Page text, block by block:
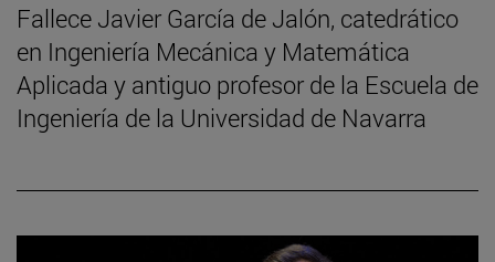
Fallece Javier García de Jalón, catedrático
en Ingeniería Mecánica y Matemática
Aplicada y antiguo profesor de la Escuela de
Ingeniería de la Universidad de Navarra